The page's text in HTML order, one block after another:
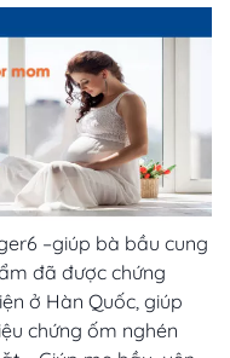
–giúp bà bầu cung
đã được chứng
ở Hàn Quốc, giúp
chứng ốm nghén